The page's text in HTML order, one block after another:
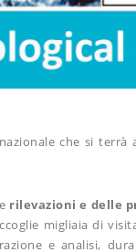
che si terrà
rilevazioni e delle
migliaia di
e analisi,